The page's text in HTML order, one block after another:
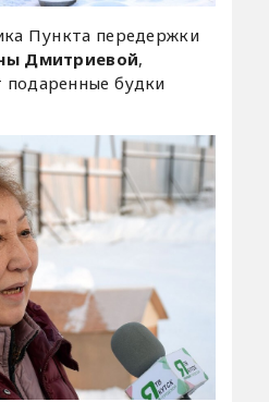
Пункта передержки
Дмитриевой,
будки